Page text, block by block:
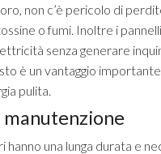
non c’è pericolo di
o fumi. Inoltre i
senza generare
è un vantaggio
pulita.
manutenzione
hanno una lunga durata e